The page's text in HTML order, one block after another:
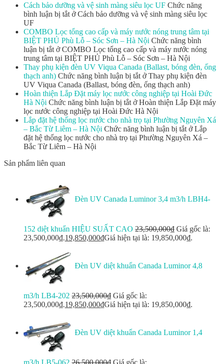
Cách bảo dưỡng và vệ sinh màng siêu lọc UF Chức năng
bình luận bị tắt ở Cách bảo dưỡng và vệ sinh màng siêu lọc
UF
COMBO Lọc tổng cao cấp và máy nước nóng trung tâm tại
BIỆT PHỦ Phù Lỗ – Sóc Sơn – Hà Nội Chức năng bình
luận bị tắt ở COMBO Lọc tổng cao cấp và máy nước nóng
trung tâm tại BIỆT PHỦ Phù Lỗ – Sóc Sơn – Hà Nội
Thay phụ kiện đèn UV Viqua Canada (Ballast, bóng đèn, ống
thạch anh) Chức năng bình luận bị tắt ở Thay phụ kiện đèn
UV Viqua Canada (Ballast, bóng đèn, ống thạch anh)
Hoàn thiện Lắp Đặt máy lọc nước công nghiệp tại Hoài Đức
Hà Nội Chức năng bình luận bị tắt ở Hoàn thiện Lắp Đặt máy
lọc nước công nghiệp tại Hoài Đức Hà Nội
Lắp đặt hệ thống lọc nước cho nhà trọ tại Phường Nguyên Xá
– Bắc Từ Liêm – Hà Nội Chức năng bình luận bị tắt ở Lắp
đặt hệ thống lọc nước cho nhà trọ tại Phường Nguyên Xá –
Bắc Từ Liêm – Hà Nội
Sản phẩm liên quan
Đèn UV Canada Luminor 3,4 m3/h LBH4-
152 diệt khuẩn HIỆU SUẤT CAO 23,500,000₫ Giá gốc là:
23,500,000₫.19,850,000₫Giá hiện tại là: 19,850,000₫.
Đèn UV diệt khuẩn Canada Luminor 4,8
m3/h LB4-202 23,500,000₫ Giá gốc là:
23,500,000₫.19,850,000₫Giá hiện tại là: 19,850,000₫.
Đèn UV diệt khuẩn Canada Luminor 1,4
m3/h LB5-062 26,500,000₫ Giá gốc là: